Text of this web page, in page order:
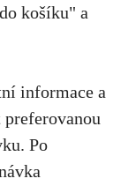
košíku" a
informace a
Po